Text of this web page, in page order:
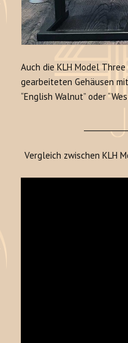
Auch die KLH Model
gearbeiteten Gehäusen
“English Walnut” oder
Vergleich zwischen KLH